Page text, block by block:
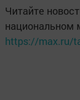
Читайте
национальном
https://max.ru/